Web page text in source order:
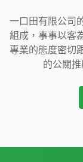
一口田有限公司
組成，事事以客
專業的態度密切
的公關